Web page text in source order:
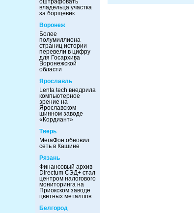
оштрафовать
владельца участка
за борщевик
Воронеж
Более
полумиллиона
страниц истории
перевели в цифру
для Госархива
Воронежской
области
Ярославль
Lenta tech внедрила
компьютерное
зрение на
Ярославском
шинном заводе
«Кордиант»
Тверь
МегаФон обновил
сеть в Кашине
Рязань
Финансовый архив
Directum СЭД+ стал
центром налогового
мониторинга на
Приокском заводе
цветных металлов
Белгород